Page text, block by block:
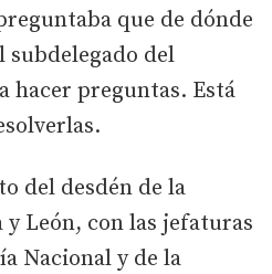
que de dónde
subdelegado del
hacer preguntas. Está
del desdén de la
León, con las jefaturas
Nacional y de la